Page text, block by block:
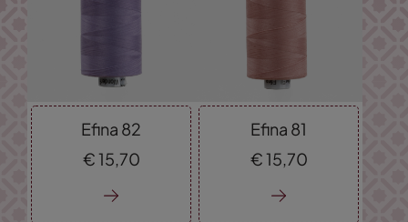
Efina 82
€15,70
Efina 81
€15,70